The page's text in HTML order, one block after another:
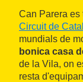
Can Parera es
Circuit de
mundials de
bonica casa
de la Vila, on
resta